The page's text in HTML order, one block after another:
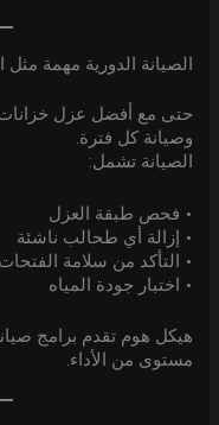
الصيانة الدورية مهمة مثل
حتى مع أفضل عزل خزانات
وصيانة كل فترة.
الصيانة تشمل:
• فحص طبقة العزل
• إزالة أي طحالب ناشئة
• التأكد من سلامة
• اختبار جودة المياه
هيكل هوم تقدم برامج
مستوى من الأداء.